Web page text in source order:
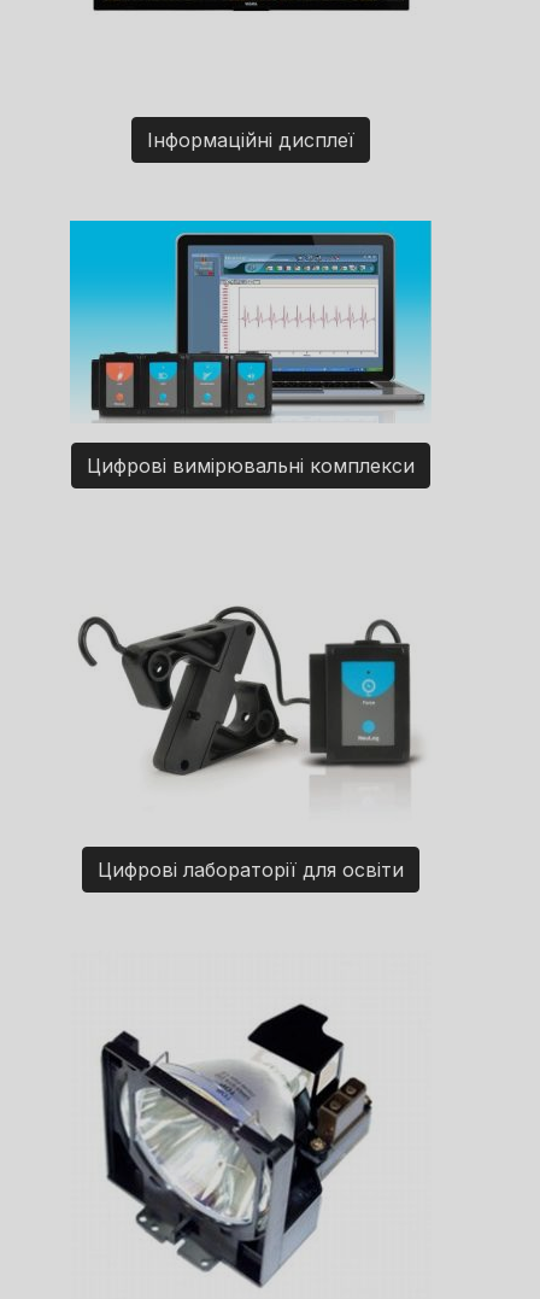
Інформаційні дисплеї
Цифрові вимірювальні комплекси
Цифрові лабораторії для освіти